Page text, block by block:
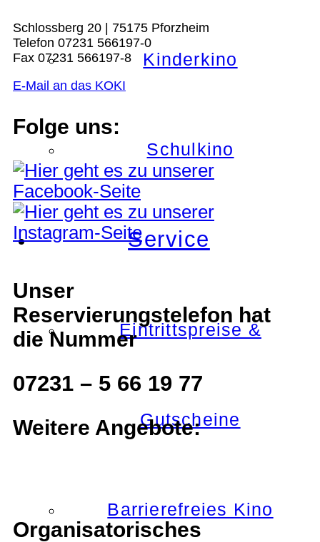
Kinderkino
Schulkino
Service
Eintrittspreise &
Gutscheine
Barrierefreies Kino
Schlossberg 20 | 75175 Pforzheim
Telefon 07231 566197-0
Fax 07231 566197-8
E-Mail an das KOKI
Folge uns:
Unser
Reservierungstelefon hat
die Nummer
07231 – 5 66 19 77
Weitere Angebote:
Organisatorisches